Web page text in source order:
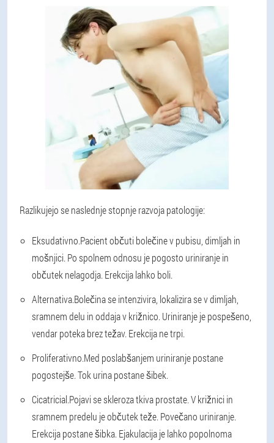
Razlikujejo se naslednje stopnje razvoja patologije:
Eksudativno.Pacient občuti bolečine v pubisu, dimljah in
mošnjici. Po spolnem odnosu je pogosto uriniranje in
občutek nelagodja. Erekcija lahko boli.
Alternativa.Bolečina se intenzivira, lokalizira se v dimljah,
sramnem delu in oddaja v križnico. Uriniranje je pospešeno,
vendar poteka brez težav. Erekcija ne trpi.
Proliferativno.Med poslabšanjem uriniranje postane
pogostejše. Tok urina postane šibek.
Cicatricial.Pojavi se skleroza tkiva prostate. V križnici in
sramnem predelu je občutek teže. Povečano uriniranje.
Erekcija postane šibka. Ejakulacija je lahko popolnoma